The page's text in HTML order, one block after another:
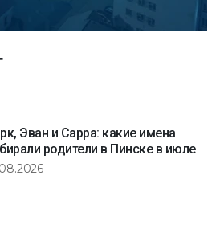
Эван и Сарра: какие имена
родители в Пинске в июле